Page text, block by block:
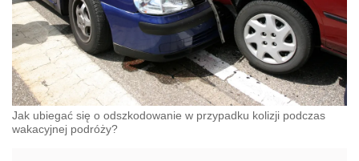
Jak ubiegać się o odszkodowanie w przypadku kolizji podczas
wakacyjnej podróży?